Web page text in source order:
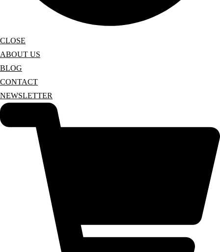
CLOSE
ABOUT US
BLOG
CONTACT
NEWSLETTER